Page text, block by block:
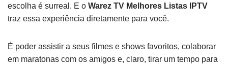
escolha é surreal. E o Warez TV Melhores Listas IPTV
traz essa experiência diretamente para você.
É poder assistir a seus filmes e shows favoritos, colaborar
em maratonas com os amigos e, claro, tirar um tempo para